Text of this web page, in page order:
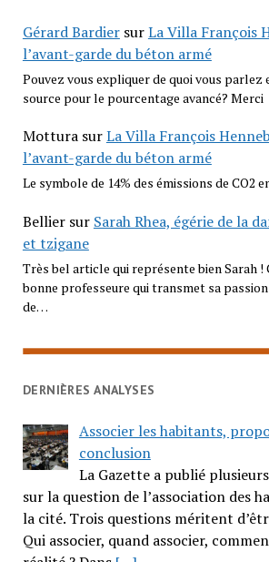
Gérard BardiersurLa Villa François
l’avant-garde du béton armé
Pouvez vous expliquer de quoi vous parlez
source pour le pourcentage avancé? Merci
MotturasurLa Villa François
l’avant-garde du béton armé
Le symbole de 14% des émissions de CO2
Belliersur Sarah Rhea, égérie de la
et tzigane
Très bel article qui représente bien Sarah !
bonne professeure qui transmet sa passion
de…
DERNIÈRES ANALYSES
Associer les habitants,
conclusion
La Gazette a publié
sur la question de l’association des
la cité. Trois questions méritent
Qui associer, quand associer,